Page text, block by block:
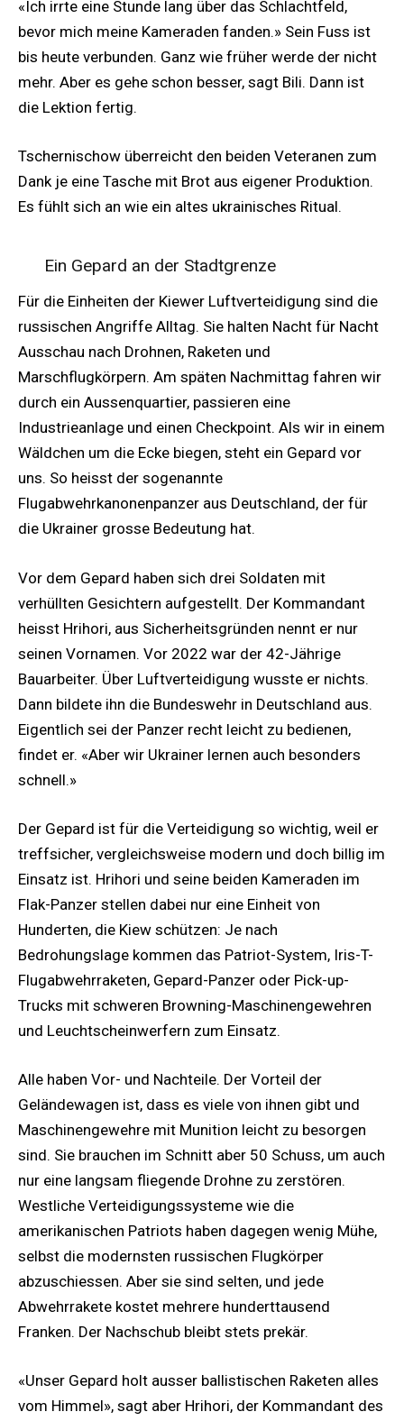
«Ich irrte eine Stunde lang über das Schlachtfeld,
bevor mich meine Kameraden fanden.» Sein Fuss ist
bis heute verbunden. Ganz wie früher werde der nicht
mehr. Aber es gehe schon besser, sagt Bili. Dann ist
die Lektion fertig.
Tschernischow überreicht den beiden Veteranen zum
Dank je eine Tasche mit Brot aus eigener Produktion.
Es fühlt sich an wie ein altes ukrainisches Ritual.
Ein Gepard an der Stadtgrenze
Für die Einheiten der Kiewer Luftverteidigung sind die
russischen Angriffe Alltag. Sie halten Nacht für Nacht
Ausschau nach Drohnen, Raketen und
Marschflugkörpern. Am späten Nachmittag fahren wir
durch ein Aussenquartier, passieren eine
Industrieanlage und einen Checkpoint. Als wir in einem
Wäldchen um die Ecke biegen, steht ein Gepard vor
uns. So heisst der sogenannte
Flugabwehrkanonenpanzer aus Deutschland, der für
die Ukrainer grosse Bedeutung hat.
Vor dem Gepard haben sich drei Soldaten mit
verhüllten Gesichtern aufgestellt. Der Kommandant
heisst Hrihori, aus Sicherheitsgründen nennt er nur
seinen Vornamen. Vor 2022 war der 42-Jährige
Bauarbeiter. Über Luftverteidigung wusste er nichts.
Dann bildete ihn die Bundeswehr in Deutschland aus.
Eigentlich sei der Panzer recht leicht zu bedienen,
findet er. «Aber wir Ukrainer lernen auch besonders
schnell.»
Der Gepard ist für die Verteidigung so wichtig, weil er
treffsicher, vergleichsweise modern und doch billig im
Einsatz ist. Hrihori und seine beiden Kameraden im
Flak-Panzer stellen dabei nur eine Einheit von
Hunderten, die Kiew schützen: Je nach
Bedrohungslage kommen das Patriot-System, Iris-T-
Flugabwehrraketen, Gepard-Panzer oder Pick-up-
Trucks mit schweren Browning-Maschinengewehren
und Leuchtscheinwerfern zum Einsatz.
Alle haben Vor- und Nachteile. Der Vorteil der
Geländewagen ist, dass es viele von ihnen gibt und
Maschinengewehre mit Munition leicht zu besorgen
sind. Sie brauchen im Schnitt aber 50 Schuss, um auch
nur eine langsam fliegende Drohne zu zerstören.
Westliche Verteidigungssysteme wie die
amerikanischen Patriots haben dagegen wenig Mühe,
selbst die modernsten russischen Flugkörper
abzuschiessen. Aber sie sind selten, und jede
Abwehrrakete kostet mehrere hunderttausend
Franken. Der Nachschub bleibt stets prekär.
«Unser Gepard holt ausser ballistischen Raketen alles
vom Himmel», sagt aber Hrihori, der Kommandant des